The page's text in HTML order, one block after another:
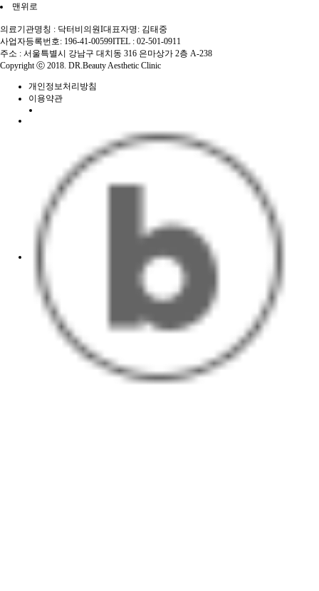
맨위로
의료기관명칭 : 닥터비의원I대표자명: 김태중
사업자등록번호: 196-41-00599ITEL : 02-501-0911
주소 : 서울특별시 강남구 대치동 316 은마상가 2층 A-238
Copyright ⓒ 2018. DR.Beauty Aesthetic Clinic
개인정보처리방침
이용약관